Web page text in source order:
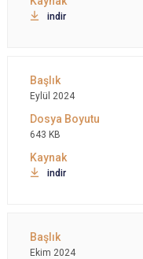
indir
Eylül 2024
643 KB
indir
Ekim 2024